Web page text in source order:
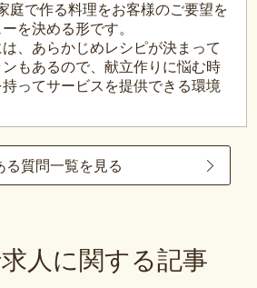
庭で作る料理をお客様のご要望を
を決める形です。
、あらかじめレシピが決まって
もあるので、献立作りに悩む時
ってサービスを提供できる環境
る質問一覧を見る
人に関する記事